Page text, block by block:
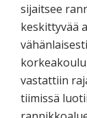
sijaitsee
keskittyvää
vastattiin
tiimissä